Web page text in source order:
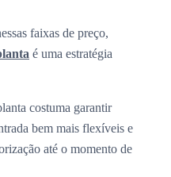
faixas de preço,
é uma estratégia
costuma garantir
bem mais flexíveis e
até o momento de